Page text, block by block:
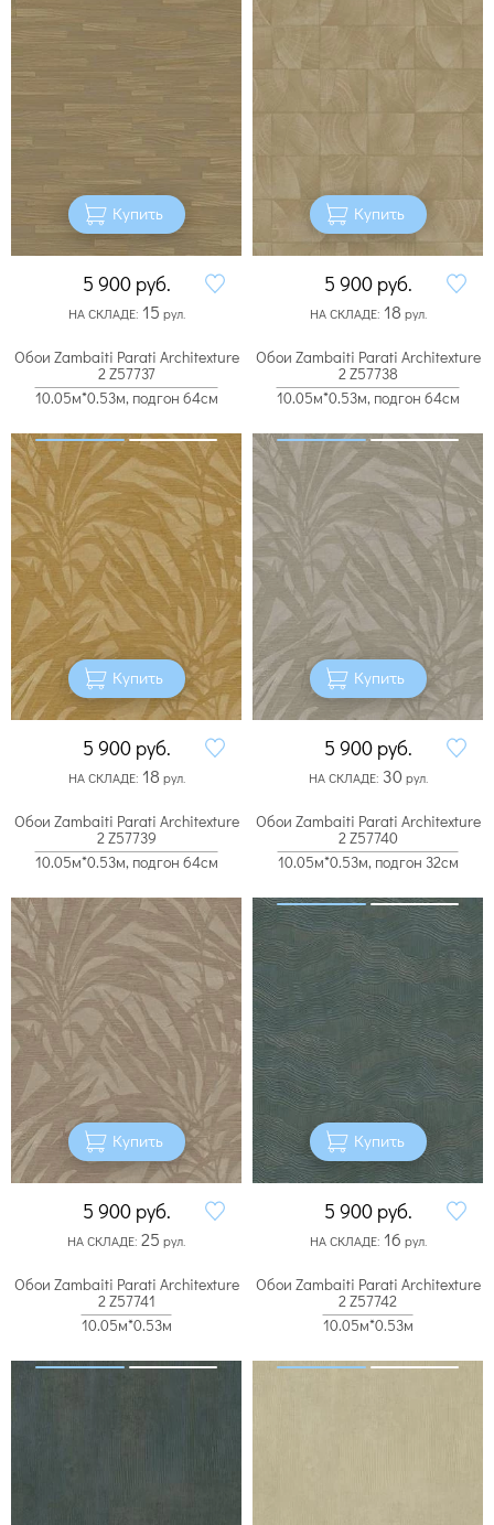
Купить
5 900 руб.
НА СКЛАДЕ: 15 рул.
Купить
5 900 руб.
НА СКЛАДЕ: 18 рул.
Обои Zambaiti Parati Architexture
2 Z57737
10.05м*0.53м, подгон 64см
Купить
5 900 руб.
НА СКЛАДЕ: 18 рул.
Обои Zambaiti Parati Architexture
2 Z57738
10.05м*0.53м, подгон 64см
Купить
5 900 руб.
НА СКЛАДЕ: 30рул.
Обои Zambaiti Parati Architexture
2 Z57739
10.05м*0.53м, подгон 64см
Купить
5 900 руб.
НА СКЛАДЕ: 25 рул.
Обои Zambaiti Parati Architexture
2 Z57740
10.05м*0.53м, подгон 32см
Купить
5 900 руб.
НА СКЛАДЕ: 16 рул.
Обои Zambaiti Parati Architexture
2 Z57741
10.05м*0.53м
Обои Zambaiti Parati Architexture
2 Z57742
10.05м*0.53м